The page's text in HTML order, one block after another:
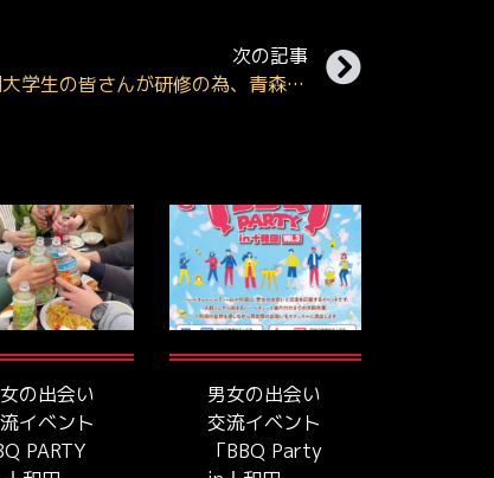
次の記事
福島県立テクノアカデミー会津短期大学生の皆さんが研修の為、青森県十和田市へ来訪されました。
の出会い
イベント
PARTY
男女の出会い
交流イベント
「BBQ Party